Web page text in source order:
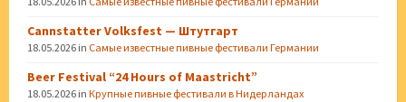
Cannstatter Volksfest — Штутгарт
18.05.2026 in Самые известные пивные фестивали Германии
Beer Festival “24 Hours of Maastricht”
18.05.2026 in Крупные пивные фестивали в Нидерландах